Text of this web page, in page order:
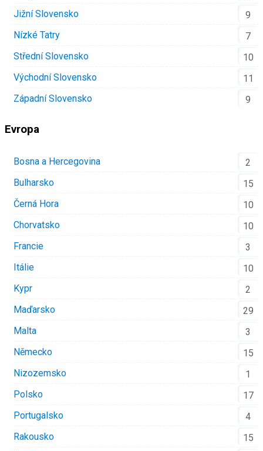
Jižní Slovensko
9
Nízké Tatry
7
Střední Slovensko
10
Východní Slovensko
11
Západní Slovensko
9
Evropa
Bosna a Hercegovina
2
Bulharsko
15
Černá Hora
10
Chorvatsko
10
Francie
3
Itálie
10
Kypr
2
Maďarsko
29
Malta
3
Německo
15
Nizozemsko
1
Polsko
17
Portugalsko
4
Rakousko
15